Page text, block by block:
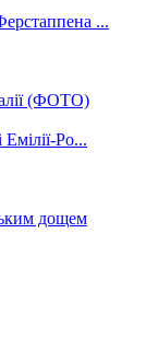
(ФОТО)
дощем